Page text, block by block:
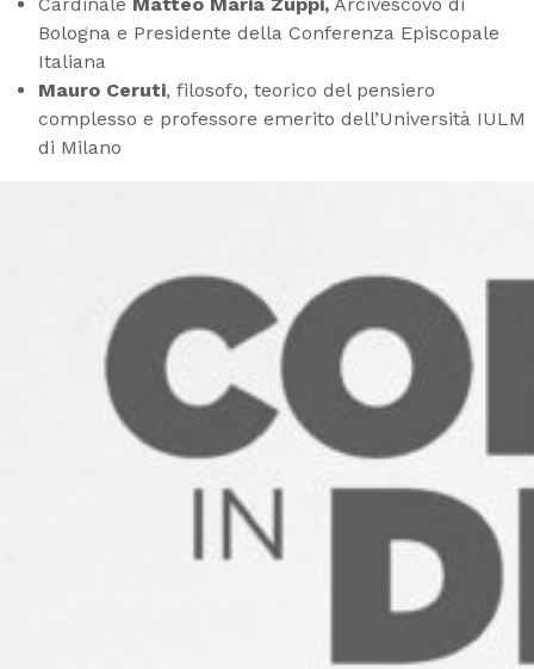
Bologna e Presidente della Conferenza Episcopale
Italiana
Mauro Ceruti, filosofo, teorico del pensiero
complesso e professore emerito dell’Università IULM
di Milano